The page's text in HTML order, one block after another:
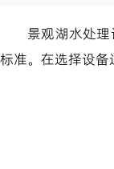
景观湖水处
标准。在选择设备